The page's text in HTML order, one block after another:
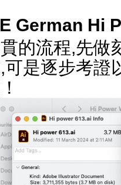
German Hi
的流程,先做
可是逐步考證